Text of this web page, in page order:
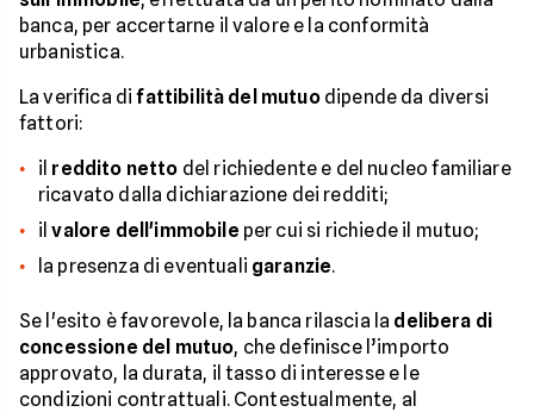
banca, per accertarne il valore e la conformità
urbanistica.
La verifica difattibilità del mutuodipende da diversi
fattori:
il reddito netto del richiedente e del nucleo familiare
ricavato dalla dichiarazione dei redditi;
ilvalore dell'immobile per cui si richiede il mutuo;
la presenza di eventuali garanzie.
Se l'esito è favorevole, la banca rilascia la delibera di
concessione del mutuo, che definisce l’importo
approvato, la durata, il tasso di interesse e le
condizioni contrattuali. Contestualmente, al